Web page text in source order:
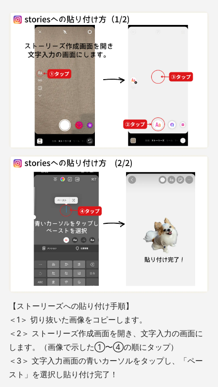
【ストーリーズへの貼り付け手順】
＜1＞ 切り抜いた画像をコピーします。
＜2＞ ストーリーズ作成画面を開き、文字入力の画面に
します。（画像で示した①〜④の順にタップ）
＜3＞ 文字入力画面の青いカーソルをタップし、「ペー
スト」を選択し貼り付け完了！